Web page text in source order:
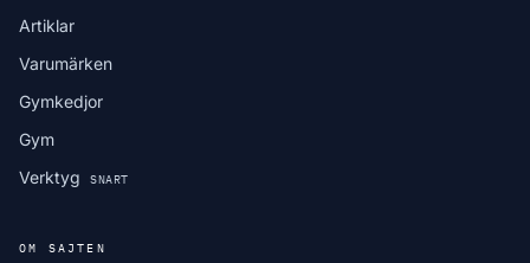
Artiklar
Varumärken
Gymkedjor
Gym
Verktyg
SNART
OM SAJTEN